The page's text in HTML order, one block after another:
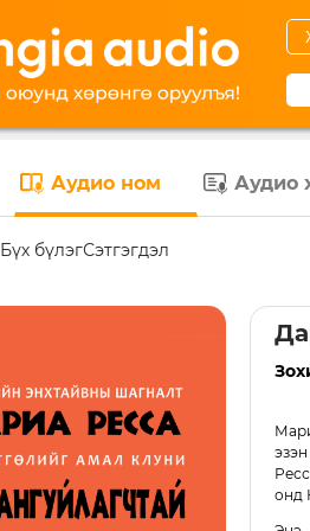
Аудио ном Аудио
Бүх бүлэгСэтгэгдэл
онд